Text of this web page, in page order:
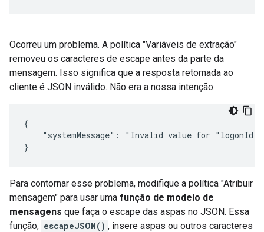
Ocorreu um problema. A política "Variáveis de extração"
removeu os caracteres de escape antes da parte da
mensagem. Isso significa que a resposta retornada ao
cliente é JSON inválido. Não era a nossa intenção.
{
"systemMessage": "Invalid value for "logonId"
}
Para contornar esse problema, modifique a política "Atribuir
mensagem" para usar uma função de modelo de
mensagens que faça o escape das aspas no JSON. Essa
função, escapeJSON() , insere aspas ou outros caracteres